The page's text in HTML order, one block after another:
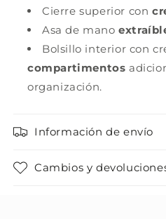
Cierre superior con
Asa de mano
Bolsillo interior con
compartimentos
organización.
Información de envío
Cambios y